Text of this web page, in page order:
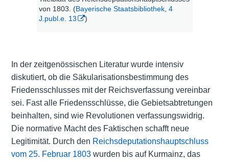
von 1803. (Bayerische Staatsbibliothek, 4
J.publ.e. 13
)
In der zeitgenössischen Literatur wurde intensiv
diskutiert, ob die Säkularisationsbestimmung des
Friedensschlusses mit der Reichsverfassung vereinbar
sei. Fast alle Friedensschlüsse, die Gebietsabtretungen
beinhalten, sind wie Revolutionen verfassungswidrig.
Die normative Macht des Faktischen schafft neue
Legitimität. Durch den Reichsdeputationshauptschluss
vom 25. Februar 1803wurden bis auf Kurmainz, das